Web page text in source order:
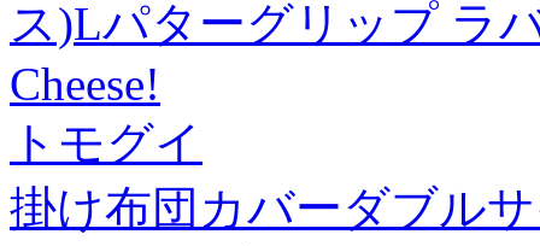
ス)Lパターグリップ ラ
Cheese!
トモグイ
掛け布団カバーダブル